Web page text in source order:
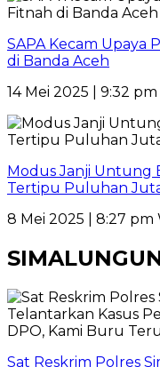
SAPA Kecam Upaya
di Banda Aceh
14 Mei 2025 | 9:32
Modus Janji Untung
Tertipu Puluhan
8 Mei 2025 | 8:27 pm
Sat Reskrim Polres